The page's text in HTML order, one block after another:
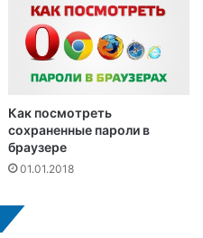
Как посмотреть
сохраненные пароли в
браузере
01.01.2018